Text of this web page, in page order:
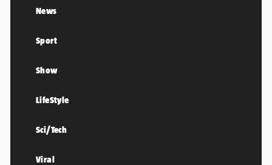
News
Sport
Show
LifeStyle
Sci/Tech
Viral